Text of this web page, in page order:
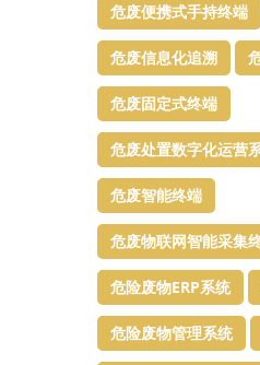
危废便携式手持终端
危废信息化追溯
危废固定式终端
危废处置数字化运营
危废智能终端
危废物联网智能采集
危险废物ERP系统
危险废物管理系统